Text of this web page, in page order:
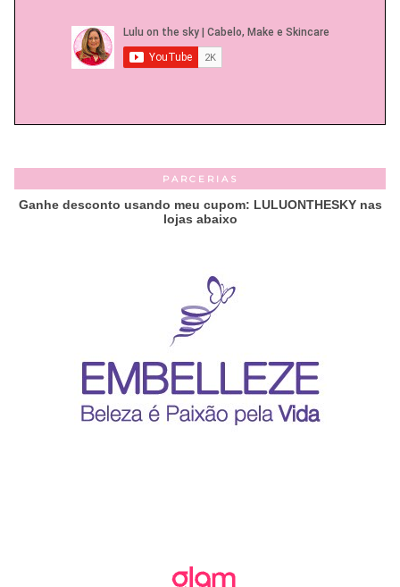
PARCERIAS
Ganhe desconto usando meu cupom: LULUONTHESKY nas
lojas abaixo